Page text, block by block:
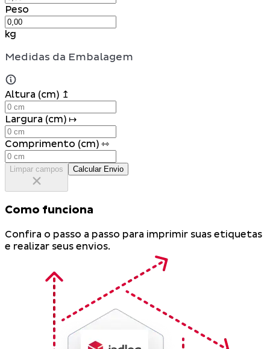
Peso
kg
Medidas da Embalagem
Altura (cm) ↥
Largura (cm) ↦
Comprimento (cm) ⇿
Limpar campos Calcular Envio
Como funciona
Confira o passo a passo para imprimir suas etiquetas
e realizar seus envios.